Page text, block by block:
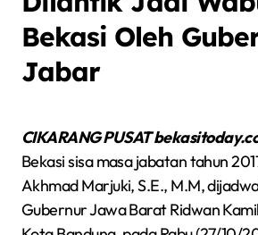
Bekasi Oleh
Jabar
CIKARANG PUSAT
Bekasi sisa masa jabatan tahun
Akhmad Marjuki, S.E., M.M,
Gubernur Jawa Barat Ridwan